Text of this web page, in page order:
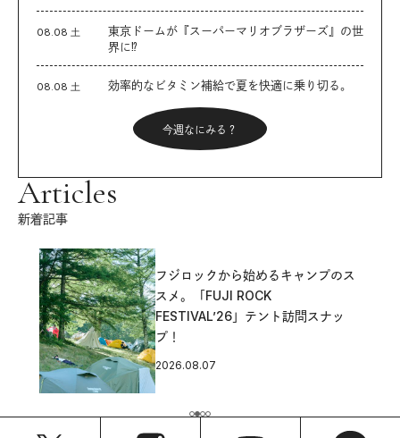
08.08 土
東京ドームが『スーパーマリオブラザーズ』の世
界に⁉︎
08.08 土 効率的なビタミン補給で夏を快適に乗り切る。
今週なにみる？
Articles
新着記事
フジロックから始めるキャンプのス
スメ。「FUJI ROCK
FESTIVAL’26」テント訪問スナッ
プ！
2026.08.07